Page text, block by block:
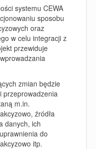
systemu CEWA
sposobu
oraz
w celu integracji z
przewiduje
zmian będzie
przeprowadzenia
m.in.
źródła
danych, ich
do
itp.